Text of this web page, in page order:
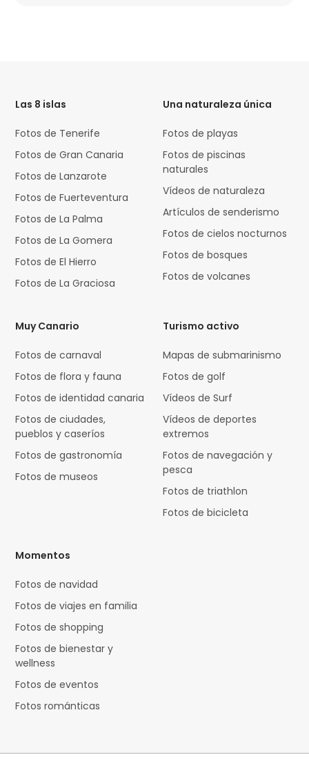
Las 8 islas
Fotos de Tenerife
Fotos de Gran Canaria
Fotos de Lanzarote
Fotos de Fuerteventura
Fotos de La Palma
Fotos de La Gomera
Fotos de El Hierro
Fotos de La Graciosa
Una naturaleza única
Fotos de playas
Fotos de piscinas
naturales
Vídeos de naturaleza
Artículos de senderismo
Fotos de cielos nocturnos
Fotos de bosques
Fotos de volcanes
Muy Canario
Fotos de carnaval
Fotos de flora y fauna
Fotos de identidad canaria
Fotos de ciudades,
pueblos y caseríos
Fotos de gastronomía
Fotos de museos
Turismo activo
Mapas de submarinismo
Fotos de golf
Vídeos de Surf
Vídeos de deportes
extremos
Fotos de navegación y
pesca
Fotos de triathlon
Fotos de bicicleta
Momentos
Fotos de navidad
Fotos de viajes en familia
Fotos de shopping
Fotos de bienestar y
wellness
Fotos de eventos
Fotos románticas